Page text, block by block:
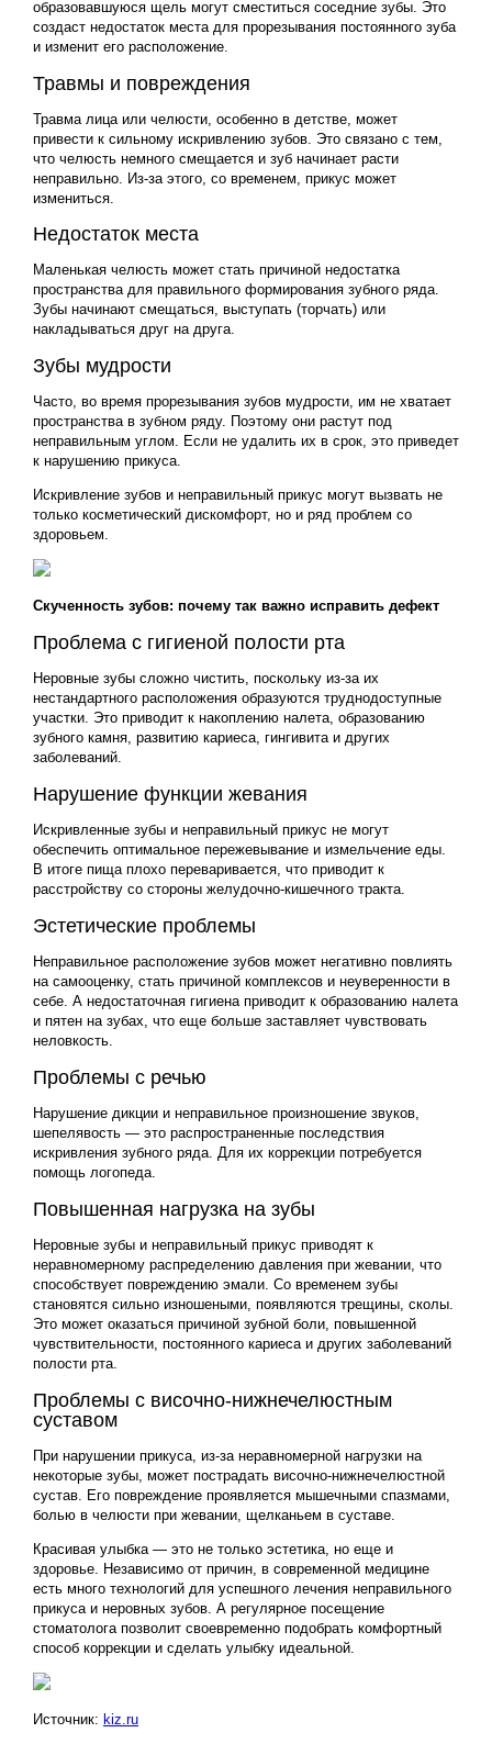
образовавшуюся щель могут сместиться соседние зубы. Это
создаст недостаток места для прорезывания постоянного зуба
и изменит его расположение.
Травмы и повреждения
Травма лица или челюсти, особенно в детстве, может
привести к сильному искривлению зубов. Это связано с тем,
что челюсть немного смещается и зуб начинает расти
неправильно. Из-за этого, со временем, прикус может
измениться.
Недостаток места
Маленькая челюсть может стать причиной недостатка
пространства для правильного формирования зубного ряда.
Зубы начинают смещаться, выступать (торчать) или
накладываться друг на друга.
Зубы мудрости
Часто, во время прорезывания зубов мудрости, им не хватает
пространства в зубном ряду. Поэтому они растут под
неправильным углом. Если не удалить их в срок, это приведет
к нарушению прикуса.
Искривление зубов и неправильный прикус могут вызвать не
только косметический дискомфорт, но и ряд проблем со
здоровьем.
Скученность зубов: почему так важно исправить дефект
Проблема с гигиеной полости рта
Неровные зубы сложно чистить, поскольку из-за их
нестандартного расположения образуются труднодоступные
участки. Это приводит к накоплению налета, образованию
зубного камня, развитию кариеса, гингивита и других
заболеваний.
Нарушение функции жевания
Искривленные зубы и неправильный прикус не могут
обеспечить оптимальное пережевывание и измельчение еды.
В итоге пища плохо переваривается, что приводит к
расстройству со стороны желудочно-кишечного тракта.
Эстетические проблемы
Неправильное расположение зубов может негативно повлиять
на самооценку, стать причиной комплексов и неуверенности в
себе. А недостаточная гигиена приводит к образованию налета
и пятен на зубах, что еще больше заставляет чувствовать
неловкость.
Проблемы с речью
Нарушение дикции и неправильное произношение звуков,
шепелявость — это распространенные последствия
искривления зубного ряда. Для их коррекции потребуется
помощь логопеда.
Повышенная нагрузка на зубы
Неровные зубы и неправильный прикус приводят к
неравномерному распределению давления при жевании, что
способствует повреждению эмали. Со временем зубы
становятся сильно изношеными, появляются трещины, сколы.
Это может оказаться причиной зубной боли, повышенной
чувствительности, постоянного кариеса и других заболеваний
полости рта.
Проблемы с височно-нижнечелюстным
суставом
При нарушении прикуса, из-за неравномерной нагрузки на
некоторые зубы, может пострадать височно-нижнечелюстной
сустав. Его повреждение проявляется мышечными спазмами,
болью в челюсти при жевании, щелканьем в суставе.
Красивая улыбка — это не только эстетика, но еще и
здоровье. Независимо от причин, в современной медицине
есть много технологий для успешного лечения неправильного
прикуса и неровных зубов. А регулярное посещение
стоматолога позволит своевременно подобрать комфортный
способ коррекции и сделать улыбку идеальной.
Источник: kiz.ru